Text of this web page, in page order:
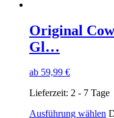
Original
Gl…
ab 59,99 €
Lieferzeit: 2 - 7 Tage
Ausführung wählen